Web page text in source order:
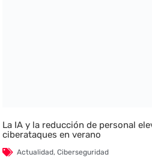
La IA y la reducción de personal
ciberataques en verano
Actualidad,Ciberseguridad